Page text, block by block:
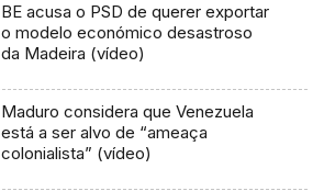
BE acusa o PSD de querer exportar
o modelo económico desastroso
da Madeira (vídeo)
Maduro considera que Venezuela
está a ser alvo de “ameaça
colonialista” (vídeo)